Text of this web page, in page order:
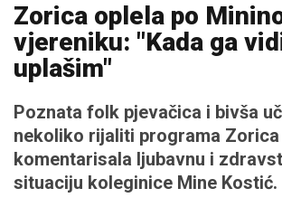
Zorica oplela po
vjereniku: "Kada ga
uplašim"
Poznata folk pjevačica i bivša
nekoliko rijaliti programa
komentarisala ljubavnu i
situaciju koleginice Mine Kostić.